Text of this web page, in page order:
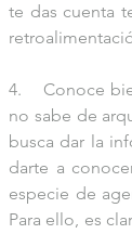
te das cuenta
4.     Conoce
no sabe de
busca dar la
darte a
especie de
Para ello, es